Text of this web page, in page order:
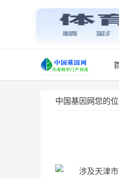
中国基因网您的位